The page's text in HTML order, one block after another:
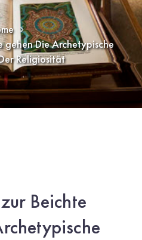
gehen Die Archetypische
Religiosität
Beichte